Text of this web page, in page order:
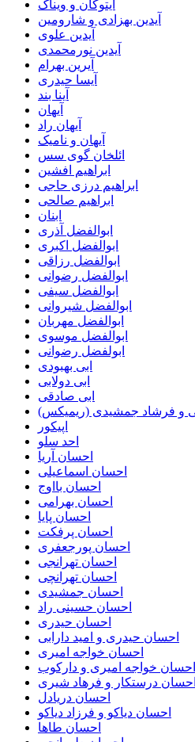
آیتوکان و ویناک
آیدین بهزادی و شارومین
آیدین علوی
آیدین نورمحمدی
آیرین بهرام
آیسا حیدری
آینا بند
آیهان
آیهان راد
آیهان و نامیک
ائلخان گوی سس
ابراهیم افشین
ابراهیم درزی حاجی
ابراهیم صالحی
ابنان
ابوالفضل آذری
ابوالفضل اکبری
ابوالفضل رزاقی
ابوالفضل رضوانی
ابوالفضل سیفی
ابوالفضل شیروانی
ابوالفضل مهربان
ابوالفضل موسوی
ابولفضل رضوانی
ابی بهبودی
ابی دولابی
ابی صادقی
و فرشاد جمشیدی (ریمیکس)
اپیکور
احد سلو
احسان آریا
احسان اسماعیلی
احسان بااوج
احسان بهرامی
احسان پایا
احسان پرفکت
احسان پورجعفری
احسان تهرانجی
احسان تهرانچی
احسان جمشیدی
احسان حسینی راد
احسان حیدری
احسان حیدری و امید دارابی
احسان خواجه امیری
احسان خواجه امیری و دارکوب
احسان درستكار و فرهاد شيرى
احسان دریادل
احسان دیاکو و فرزاد دیاکو
احسان طاها